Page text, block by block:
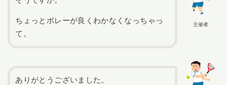
主催者
ちょっとボレーが良くわかなくなっちゃっ
て。
ありがとうございました。